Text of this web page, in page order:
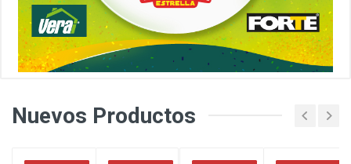
Nuevos Productos